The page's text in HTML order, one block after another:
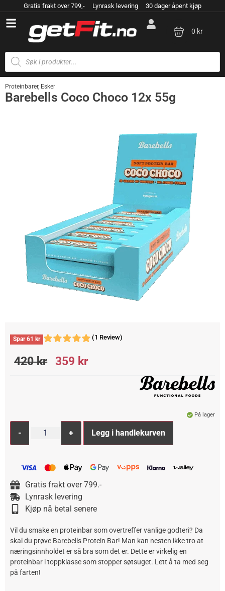
Gratis frakt over 799,- Lynrask levering 30 dager åpent kjøp
0 kr
Proteinbarer, Esker
Barebells Coco Choco 12x 55g
Spar61 kr (1 Review)
420kr 359 kr
På lager
- + Legg i handlekurven
Gratis frakt over 799.-
Lynrask levering
Kjøp nå betal senere
Vil du smake en proteinbar som overtreffer vanlige godteri? Da
skal du prøve Barebells Protein Bar! Man kan nesten ikke tro at
næringsinnholdet er så bra som det er. Dette er virkelig en
proteinbar i toppklasse som stopper søtsuget. Lett å ta med seg
på farten!